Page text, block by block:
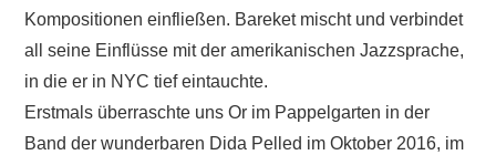
Kompositionen einfließen. Bareket mischt und verbindet
all seine Einflüsse mit der amerikanischen Jazzsprache,
in die er in NYC tief eintauchte.
Erstmals überraschte uns Or im Pappelgarten in der
Band der wunderbaren Dida Pelled im Oktober 2016, im